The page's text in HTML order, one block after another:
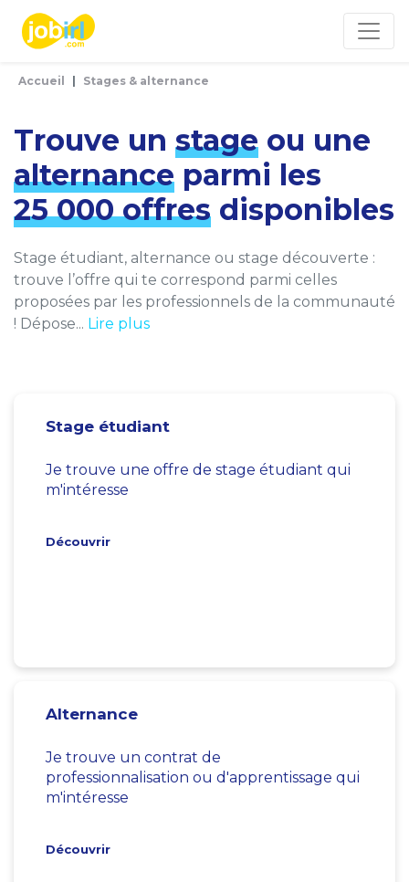
Accueil Stages & alternance
Trouve un stage ou une
alternance parmi les
25 000 offres disponibles
Stage étudiant, alternance ou stage découverte :
trouve l’offre qui te correspond parmi celles
proposées par les professionnels de la communauté
! Dépose... Lire plus
Stage étudiant
Je trouve une offre de stage étudiant qui
m'intéresse
Découvrir
Alternance
Je trouve un contrat de
professionnalisation ou d'apprentissage qui
m'intéresse
Découvrir
Panneau de gestion des cookies